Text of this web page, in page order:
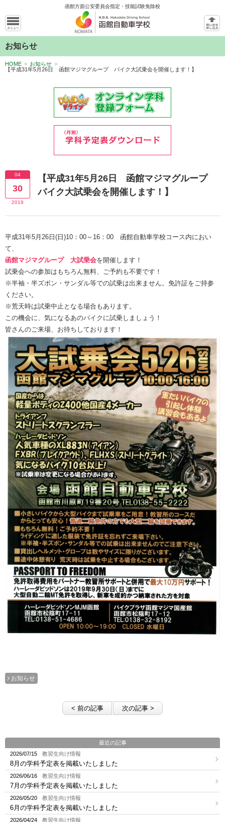
函館方面公安委員会指定・技能試験免除校
お知らせ
HOME > お知らせ >
【平成31年5月26日 函館マジマグループ バイク大試乗会を開催します！】
04
30
2019
【平成31年5月26日 函館マジマグループ
バイク大試乗会を開催します！】
平成31年5月26日(日)10：00～16：00 函館自動車学校コース内におい
て、
函館マジマグループ 大試乗会を開催します！
試乗会への参加はもちろん無料、ご予約も不要です！
※半袖・半ズボン・サンダル等での試乗は出来ません。免許証をご持参
ください。
※荒天時は試乗中止となる場合もあります。
この機会に、気になるあのバイクに試乗しましょう！
皆さんのご来場、お待ちしております！
お知らせ
< 前の記事 次の記事 >
最近の記事
2026/07/15
教習生向け情報
8月の学科予定表を掲載いたしました
2026/06/16 教習生向け情報
7月の学科予定表を掲載いたしました
2026/05/20 教習生向け情報
6月の学科予定表を掲載いたしました
2026/04/24 教習生向け情報